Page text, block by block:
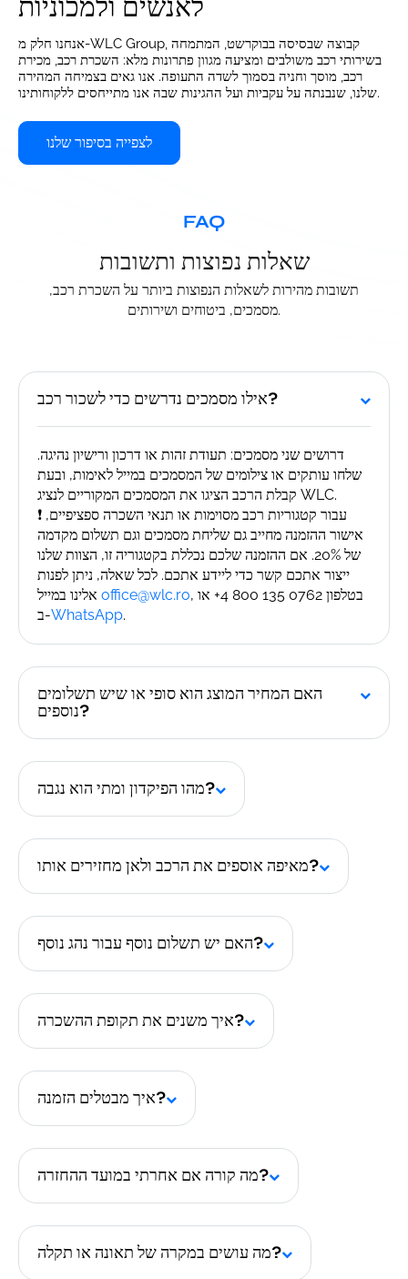
לאנשים ולמכוניות
אנחנו חלק מ-WLC Group, קבוצה שבסיסה בבוקרשט, המתמחה
בשירותי רכב משולבים ומציעה מגוון פתרונות מלא: השכרת רכב, מכירת
רכב, מוסך וחניה בסמוך לשדה התעופה. אנו גאים בצמיחה המהירה
שלנו, שנבנתה על עקביות ועל ההגינות שבה אנו מתייחסים ללקוחותינו.
לצפייה בסיפור שלנו
FAQ
שאלות נפוצות ותשובות
תשובות מהירות לשאלות הנפוצות ביותר על השכרת רכב,
מסמכים, ביטוחים ושירותים.
אילו מסמכים נדרשים כדי לשכור רכב?
דרושים שני מסמכים: תעודת זהות או דרכון ורישיון נהיגה.
שלחו עותקים או צילומים של המסמכים במייל לאימות, ובעת
קבלת הרכב הציגו את המסמכים המקוריים לנציג WLC.
❗ עבור קטגוריות רכב מסוימות או תנאי השכרה ספציפיים,
אישור ההזמנה מחייב גם שליחת מסמכים וגם תשלום מקדמה
של 20%. אם ההזמנה שלכם נכללת בקטגוריה זו, הצוות שלנו
ייצור אתכם קשר כדי ליידע אתכם. לכל שאלה, ניתן לפנות
office@wlc.ro, בטלפון 0762 135 800 4+ או
ב-WhatsApp.
האם המחיר המוצג הוא סופי או שיש תשלומים
נוספים?
מהו הפיקדון ומתי הוא נגבה?
מאיפה אוספים את הרכב ולאן מחזירים אותו?
האם יש תשלום נוסף עבור נהג נוסף?
איך משנים את תקופת ההשכרה?
איך מבטלים הזמנה?
מה קורה אם אחרתי במועד ההחזרה?
מה עושים במקרה של תאונה או תקלה?